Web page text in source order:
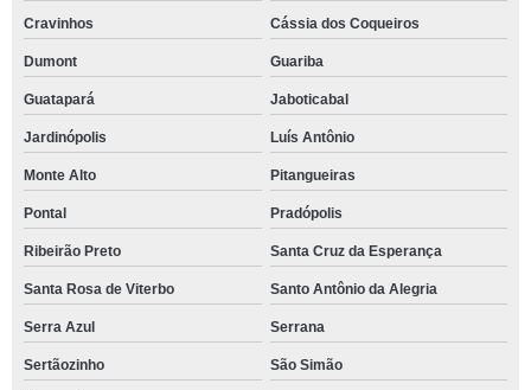
Cravinhos Cássia dos Coqueiros
Dumont Guariba
Guatapará Jaboticabal
Jardinópolis Luís Antônio
Monte Alto Pitangueiras
Pontal Pradópolis
Ribeirão Preto Santa Cruz da Esperança
Santa Rosa de Viterbo Santo Antônio da Alegria
Serra Azul Serrana
Sertãozinho São Simão